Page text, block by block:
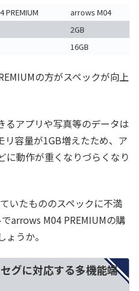
PREMIUM
arrows M04
2GB
16GB
の方がスペックが向上
るアプリや写真等のデータは
リ容量が1GB増えたため、ア
に動作が重くなりづらくなり
いたもののスペックに不満
arrows M04 PREMIUMの購
うか。
グに対応する多機能端